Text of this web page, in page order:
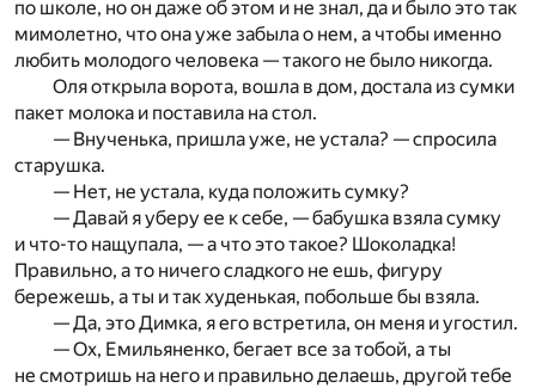
по школе, но он даже об этом и не знал, да и было это так
мимолетно, что она уже забыла о нем, а чтобы именно
любить молодого человека — такого не было никогда.
Оля открыла ворота, вошла в дом, достала из сумки
пакет молока и поставила на стол.
— Внученька, пришла уже, не устала? — спросила
старушка.
— Нет, не устала, куда положить сумку?
— Давай я уберу ее к себе, — бабушка взяла сумку
и что-то нащупала, — а что это такое? Шоколадка!
Правильно, а то ничего сладкого не ешь, фигуру
бережешь, а ты и так худенькая, побольше бы взяла.
— Да, это Димка, я его встретила, он меня и угостил.
— Ох, Емильяненко, бегает все за тобой, а ты
не смотришь на него и правильно делаешь, другой тебе